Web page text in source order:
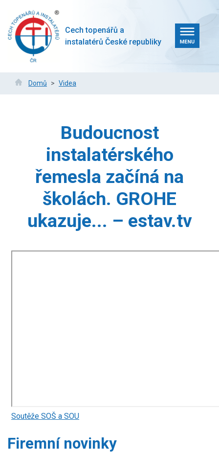
hlavnímu
obsahu
Cech topenářů a
instalatérů České republiky
Drobečková
navigace
Domů Videa
Budoucnost
instalatérského
řemesla začíná na
školách. GROHE
ukazuje... – estav.tv
Soutěže SOŠ a SOU
Firemní novinky